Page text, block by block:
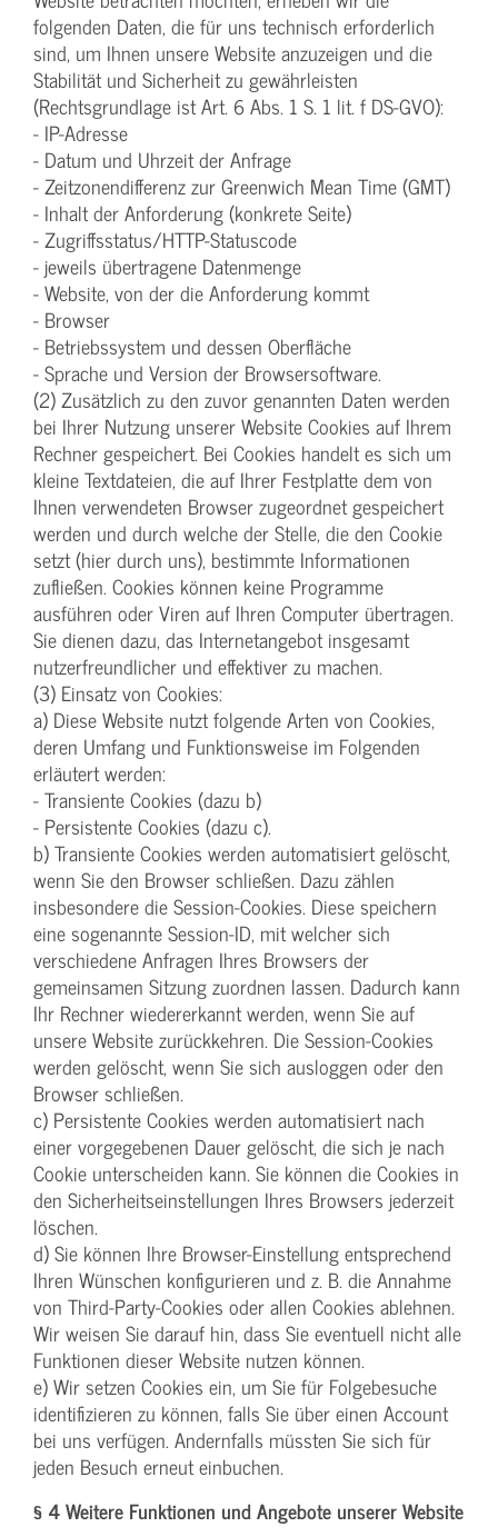
folgenden Daten, die für uns technisch erforderlich
sind, um Ihnen unsere Website anzuzeigen und die
Stabilität und Sicherheit zu gewährleisten
(Rechtsgrundlage ist Art. 6 Abs. 1 S. 1 lit. f DS-GVO):
- IP-Adresse
- Datum und Uhrzeit der Anfrage
- Zeitzonendifferenz zur Greenwich Mean Time (GMT)
- Inhalt der Anforderung (konkrete Seite)
- Zugriffsstatus/HTTP-Statuscode
- jeweils übertragene Datenmenge
- Website, von der die Anforderung kommt
- Browser
- Betriebssystem und dessen Oberfläche
- Sprache und Version der Browsersoftware.
(2) Zusätzlich zu den zuvor genannten Daten werden
bei Ihrer Nutzung unserer Website Cookies auf Ihrem
Rechner gespeichert. Bei Cookies handelt es sich um
kleine Textdateien, die auf Ihrer Festplatte dem von
Ihnen verwendeten Browser zugeordnet gespeichert
werden und durch welche der Stelle, die den Cookie
setzt (hier durch uns), bestimmte Informationen
zufließen. Cookies können keine Programme
ausführen oder Viren auf Ihren Computer übertragen.
Sie dienen dazu, das Internetangebot insgesamt
nutzerfreundlicher und effektiver zu machen.
(3) Einsatz von Cookies:
a) Diese Website nutzt folgende Arten von Cookies,
deren Umfang und Funktionsweise im Folgenden
erläutert werden:
- Transiente Cookies (dazu b)
- Persistente Cookies (dazu c).
b) Transiente Cookies werden automatisiert gelöscht,
wenn Sie den Browser schließen. Dazu zählen
insbesondere die Session-Cookies. Diese speichern
eine sogenannte Session-ID, mit welcher sich
verschiedene Anfragen Ihres Browsers der
gemeinsamen Sitzung zuordnen lassen. Dadurch kann
Ihr Rechner wiedererkannt werden, wenn Sie auf
unsere Website zurückkehren. Die Session-Cookies
werden gelöscht, wenn Sie sich ausloggen oder den
Browser schließen.
c) Persistente Cookies werden automatisiert nach
einer vorgegebenen Dauer gelöscht, die sich je nach
Cookie unterscheiden kann. Sie können die Cookies in
den Sicherheitseinstellungen Ihres Browsers jederzeit
löschen.
d) Sie können Ihre Browser-Einstellung entsprechend
Ihren Wünschen konfigurieren und z. B. die Annahme
von Third-Party-Cookies oder allen Cookies ablehnen.
Wir weisen Sie darauf hin, dass Sie eventuell nicht alle
Funktionen dieser Website nutzen können.
e) Wir setzen Cookies ein, um Sie für Folgebesuche
identifizieren zu können, falls Sie über einen Account
bei uns verfügen. Andernfalls müssten Sie sich für
jeden Besuch erneut einbuchen.
§ 4 Weitere Funktionen und Angebote unserer Website